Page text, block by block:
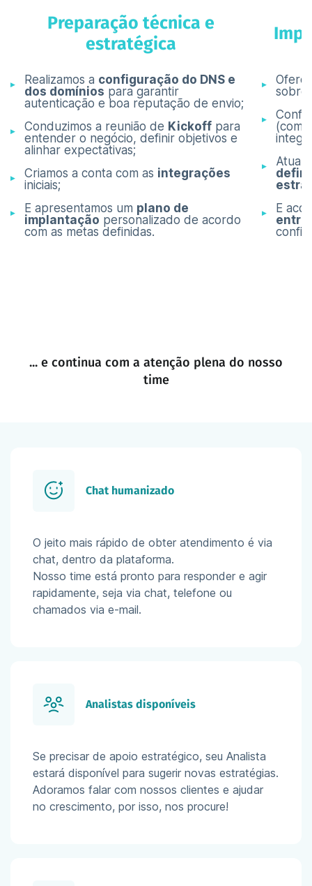
Preparação técnica e
estratégica
Realizamos a configuração do DNS e
dos domínios para garantir
autenticação e boa reputação de envio;
Conduzimos a reunião de Kickoff para
entender o negócio, definir objetivos e
alinhar expectativas;
Criamos a conta com as integrações
iniciais;
E apresentamos um plano de
implantação personalizado de acordo
com as metas definidas.
sobre
E
... e continua com a atenção plena do nosso
time
Chat humanizado
O jeito mais rápido de obter atendimento é via
chat, dentro da plataforma.
Nosso time está pronto para responder e agir
rapidamente, seja via chat, telefone ou
chamados via e-mail.
Analistas disponíveis
Se precisar de apoio estratégico, seu Analista
estará disponível para sugerir novas estratégias.
Adoramos falar com nossos clientes e ajudar
no crescimento, por isso, nos procure!